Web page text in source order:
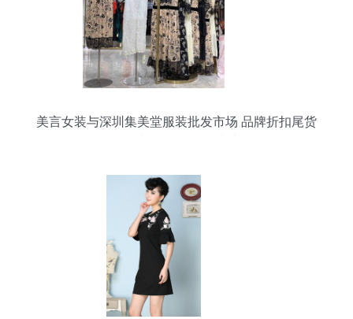
美言女装与深圳集美堂服装批发市场 品牌折扣尾货